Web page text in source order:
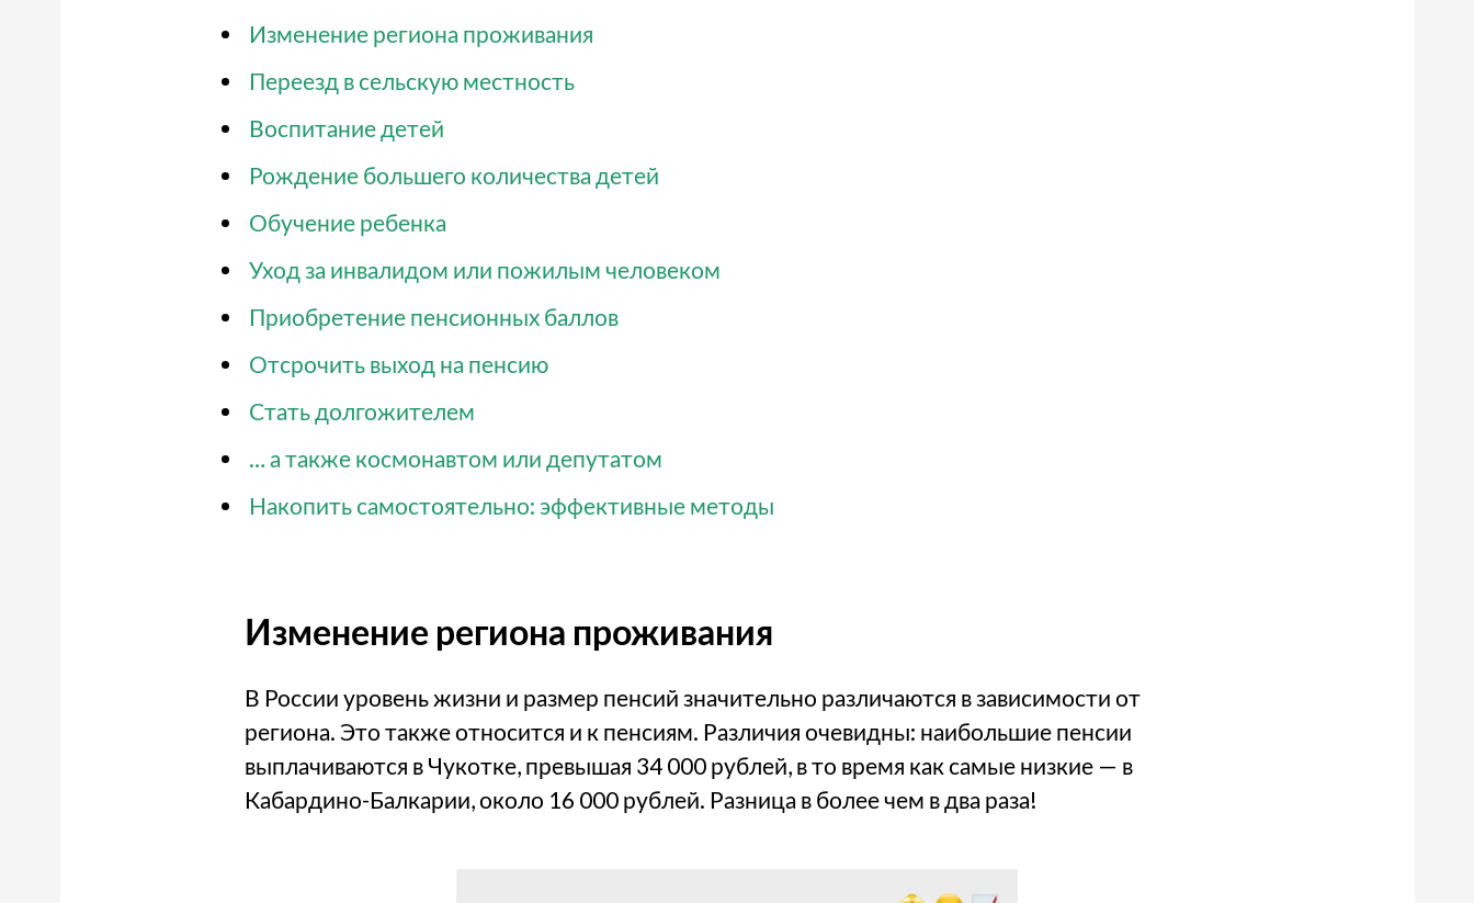
Изменение региона проживания
Переезд в сельскую местность
Воспитание детей
Рождение большего количества детей
Обучение ребенка
Уход за инвалидом или пожилым человеком
Приобретение пенсионных баллов
Отсрочить выход на пенсию
Стать долгожителем
… а также космонавтом или депутатом
Накопить самостоятельно: эффективные методы
Изменение региона проживания
В России уровень жизни и размер пенсий значительно различаются в зависимости от
региона. Это также относится и к пенсиям. Различия очевидны: наибольшие пенсии
выплачиваются в Чукотке, превышая 34 000 рублей, в то время как самые низкие — в
Кабардино-Балкарии, около 16 000 рублей. Разница в более чем в два раза!